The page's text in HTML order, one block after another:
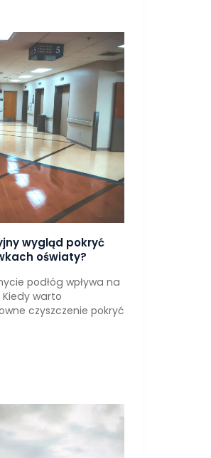
wygląd pokryć
oświaty?
podłóg wpływa na
warto
czyszczenie pokryć